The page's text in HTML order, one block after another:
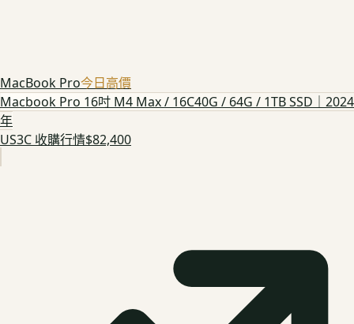
MacBook Pro今日高價
Macbook Pro 16吋 M4 Max / 16C40G / 64G / 1TB SSD｜2024
年
US3C 收購行情$82,400